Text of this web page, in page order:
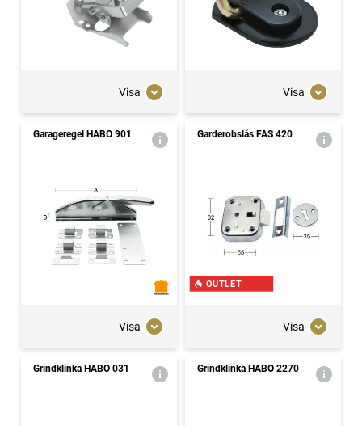
Visa Visa
Garageregel HABO 901
Visa
Garderobslås FAS 420
OUTLET
Visa
Grindklinka HABO 031 Grindklinka HABO 2270